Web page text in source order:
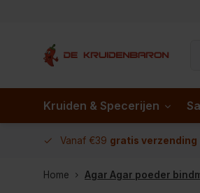
Kruiden & Specerijen
Vanaf €39 gratis verzending
Home Agar Agar poeder